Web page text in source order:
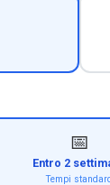
📅
Entro 2
Tempi standard